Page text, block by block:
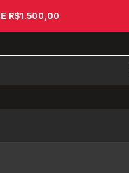
R$1.500,00